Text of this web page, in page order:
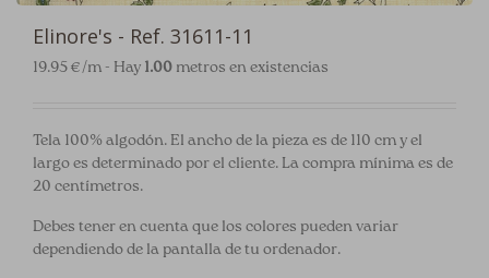
Elinore's - Ref. 31611-11
19.95 €/m - Hay 1.00 metros en existencias
Tela 100% algodón. El ancho de la pieza es de 110 cm y el
largo es determinado por el cliente. La compra mínima es de
20 centímetros.
Debes tener en cuenta que los colores pueden variar
dependiendo de la pantalla de tu ordenador.